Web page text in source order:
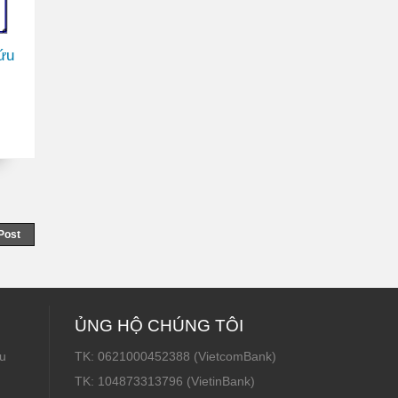
ỦNG HỘ CHÚNG TÔI
TK: 0621000452388 (VietcomBank)
TK: 104873313796 (VietinBank)